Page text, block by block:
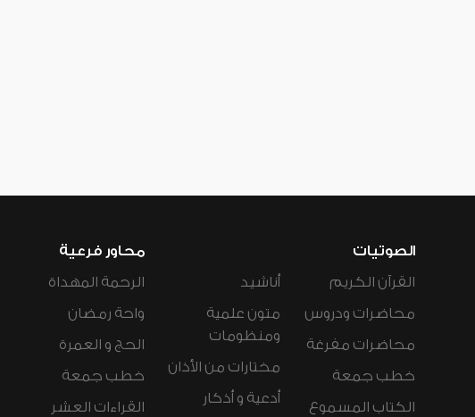
الصوتيات
القرآن الكريم
محاضرات ودروس
محاضرات مفرغة
خطب جمعة
الكتاب المسموع
أناشيد
متون علمية
ومنظومات
مختارات من الأذان
أدعية و أذكار
محاور فرعية
الرحمة المهداة
واحة رمضان
الحج و العمرة
خطب جمعة
القراءات العشر